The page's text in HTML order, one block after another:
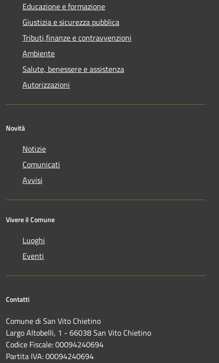
Educazione e formazione
Giustizia e sicurezza pubblica
Tributi,finanze e contravvenzioni
Ambiente
Salute, benessere e assistenza
Autorizzazioni
Novità
Notizie
Comunicati
Avvisi
Vivere il Comune
Luoghi
Eventi
Contatti
Comune di San Vito Chietino
Largo Altobelli, 1 - 66038 San Vito Chietino
Codice Fiscale: 00094240694
Partita IVA: 00094240694